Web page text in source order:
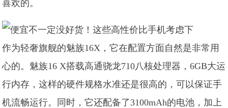
喜欢的。
作为轻奢旗舰的魅族16X，它在配置方面自然是非常用
心的。魅族16 X搭载高通骁龙710八核处理器，6GB大运
行内存，这样的硬件规格水准还是很高的，可以保证手
机流畅运行。同时，它还配备了3100mAh的电池，加上